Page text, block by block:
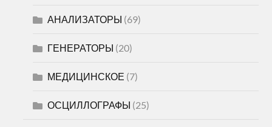
АНАЛИЗАТОРЫ (69)
ГЕНЕРАТОРЫ (20)
МЕДИЦИНСКОЕ (7)
ОСЦИЛЛОГРАФЫ (25)